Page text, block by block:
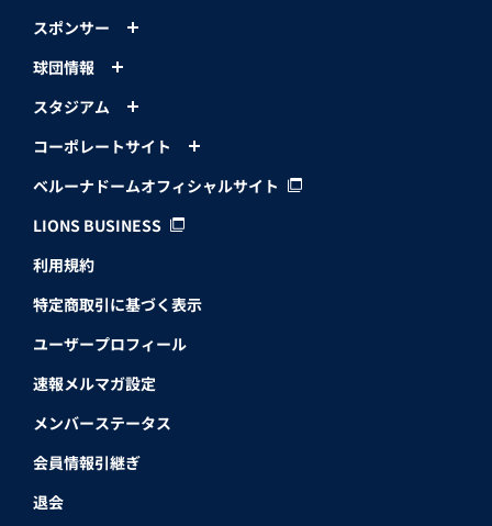
スポンサー
球団情報
スタジアム
コーポレートサイト
ベルーナドームオフィシャルサイト
LIONS BUSINESS
利用規約
特定商取引に基づく表示
ユーザープロフィール
速報メルマガ設定
メンバーステータス
会員情報引継ぎ
退会